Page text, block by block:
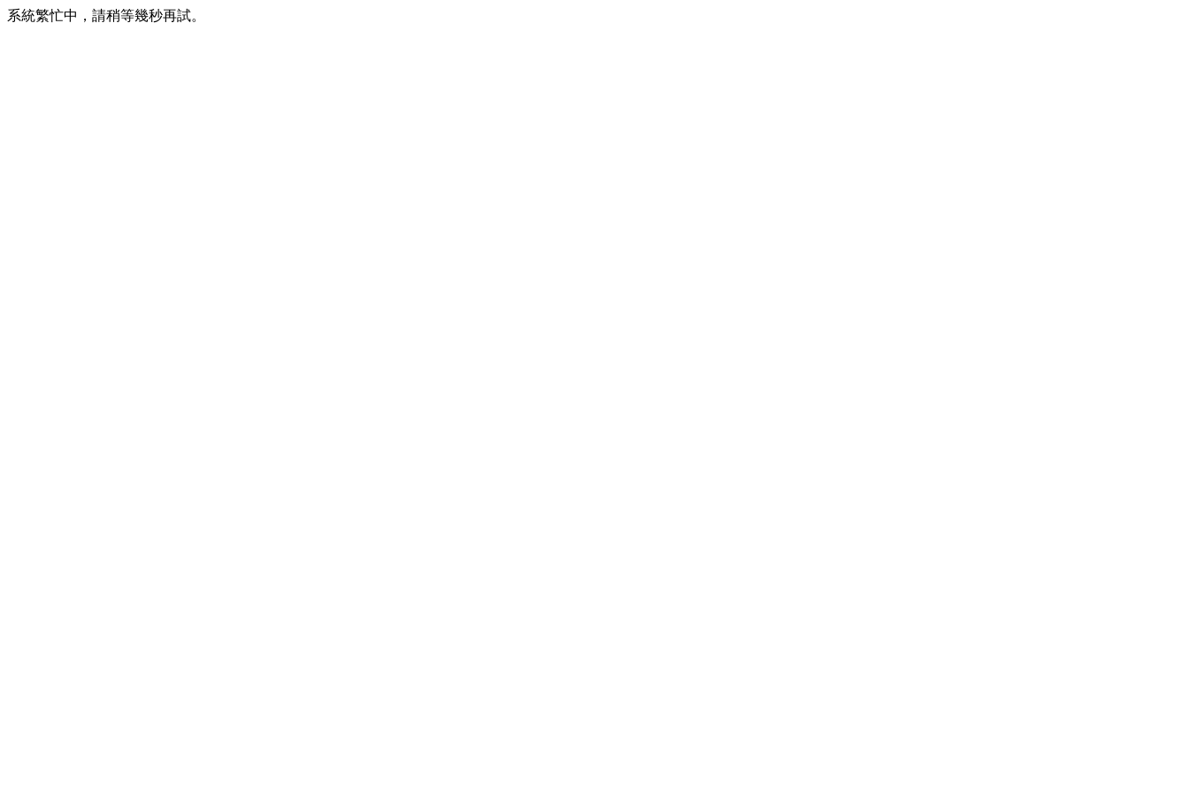
系統繁忙中，請稍等幾秒再試。